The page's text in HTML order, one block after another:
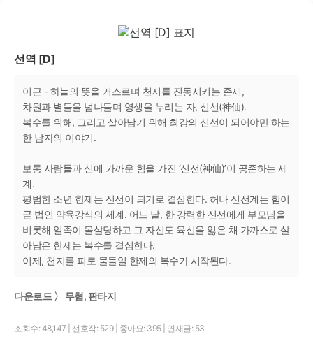
선역 [D]
이근 - 하늘의 뜻을 거스르며 천지를 진동시키는 존재,
차원과 별들을 넘나들며 영생을 누리는 자, 신선(神仙).
복수를 위해, 그리고 살아남기 위해 최강의 신선이 되어야만 하는
한 남자의 이야기.
보통 사람들과 신에 가까운 힘을 가진 ‘신선(神仙)’이 공존하는 세
계.
평범한 소년 한제는 신선이 되기로 결심한다. 허나 신선계는 힘이
곧 법인 약육강식의 세계. 어느 날, 한 강력한 신선에게 부모님을
비롯해 일족이 몰살당하고 그 자신도 육신을 잃은 채 가까스로 살
아남은 한제는 복수를 결심한다.
이제, 천지를 피로 물들일 한제의 복수가 시작된다.
다운로드 〉 무협, 판타지
조회수: 48,147 선호작: 529 좋아요: 395 연재글: 53